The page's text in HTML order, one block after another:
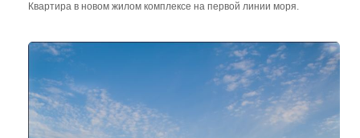
Квартира в новом жилом комплексе на первой линии моря.